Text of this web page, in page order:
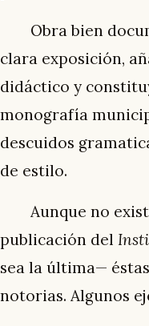
Obra bien
clara exposición,
didáctico y
monografía
descuidos
de estilo.
Aunque no
publicación del
sea la última—
notorias. Algunos